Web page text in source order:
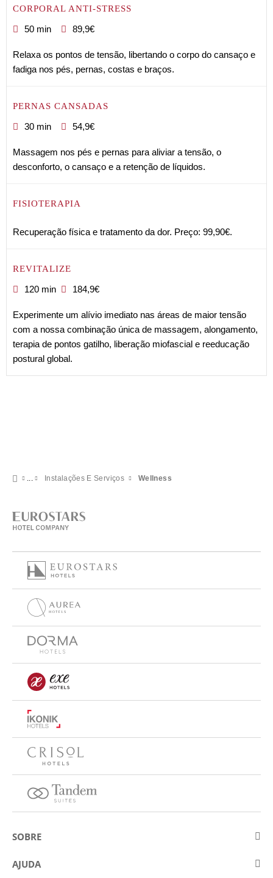
CORPORAL ANTI-STRESS
50 min 89,9€
Relaxa os pontos de tensão, libertando o corpo do cansaço e
fadiga nos pés, pernas, costas e braços.
PERNAS CANSADAS
30 min 54,9€
Massagem nos pés e pernas para aliviar a tensão, o
desconforto, o cansaço e a retenção de líquidos.
FISIOTERAPIA
Recuperação física e tratamento da dor. Preço: 99,90€.
REVITALIZE
120 min 184,9€
Experimente um alívio imediato nas áreas de maior tensão
com a nossa combinação única de massagem, alongamento,
terapia de pontos gatilho, liberação miofascial e reeducação
postural global.
Instalações E Serviços Wellness
SOBRE
Sobre a Eurostars Hotel Company
AJUDA